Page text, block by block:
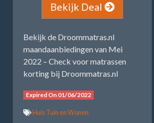
Bekijk Deal
Bekijk de Droommatras.nl
maandaanbiedingen van Mei
2022 – Check voor matrassen
korting bij Droommatras.nl
Expired On 01/06/2022
Huis Tuin en Wonen